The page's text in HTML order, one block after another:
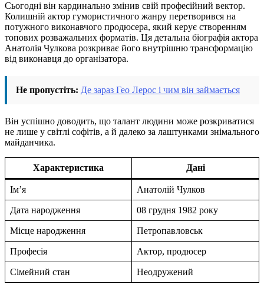
Сьогодні він кардинально змінив свій професійний вектор.
Колишній актор гумористичного жанру перетворився на
потужного виконавчого продюсера, який керує створенням
топових розважальних форматів. Ця детальна біографія актора
Анатолія Чулкова розкриває його внутрішню трансформацію
від виконавця до організатора.
Не пропустіть: Де зараз Гео Лерос і чим він займається
Він успішно доводить, що талант людини може розкриватися
не лише у світлі софітів, а й далеко за лаштунками знімального
майданчика.
Характеристика Дані
Ім’я Анатолій Чулков
Дата народження 08 грудня 1982 року
Місце народження Петропавловськ
Професія Актор, продюсер
Сімейний стан Неодружений